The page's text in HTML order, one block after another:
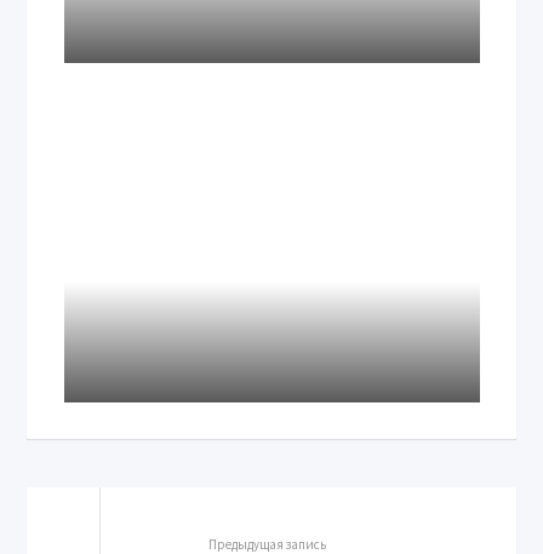
Предыдущая запись